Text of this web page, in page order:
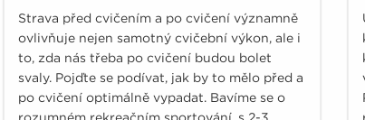
Strava před cvičením a po cvičení významně
ovlivňuje nejen samotný cvičební výkon, ale i
to, zda nás třeba po cvičení budou bolet
svaly. Pojďte se podívat, jak by to mělo před a
po cvičení optimálně vypadat. Bavíme se o